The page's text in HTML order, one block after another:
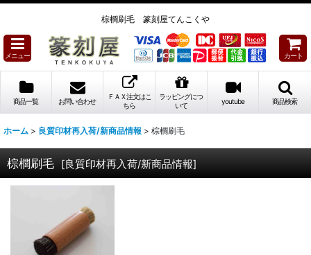
棕櫚刷毛 篆刻屋てんこくや
メニュー カート
商品一覧 お問い合わせ
ＦＡＸ注文はこ
ちら
ラッピングにつ
いて
youtube 商品検索
ホーム > 良質印材再入荷/新商品情報 > 棕櫚刷毛
棕櫚刷毛 [良質印材再入荷/新商品情報]